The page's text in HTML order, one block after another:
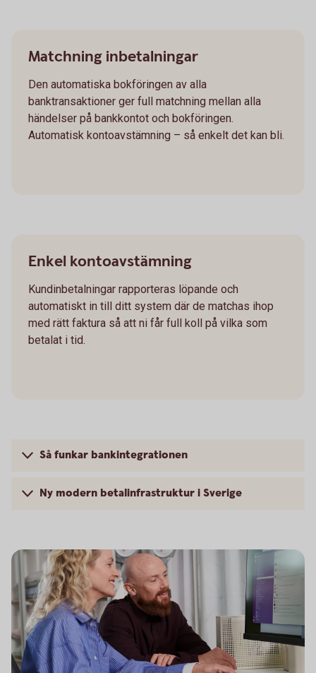
Matchning inbetalningar
Den automatiska bokföringen av alla
banktransaktioner ger full matchning mellan alla
händelser på bankkontot och bokföringen.
Automatisk kontoavstämning – så enkelt det kan bli.
Enkel kontoavstämning
Kundinbetalningar rapporteras löpande och
automatiskt in till ditt system där de matchas ihop
med rätt faktura så att ni får full koll på vilka som
betalat i tid.
Så funkar bankintegrationen
Ny modern betalinfrastruktur i Sverige